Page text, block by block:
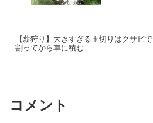
【薪狩り】大きすぎる玉切りはクサビで
割ってから車に積む
コメント